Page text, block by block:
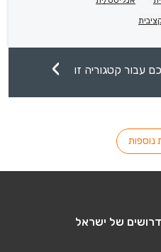
עבור קטגוריה זו
נוספות